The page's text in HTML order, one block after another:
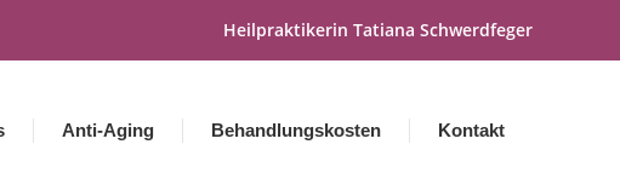
Heilpraktikerin Tatiana Schwerdfeger
Anti-Aging Behandlungskosten Kontakt